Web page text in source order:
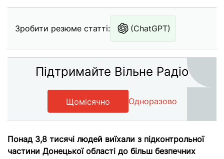
Зробити резюме статті: (ChatGPT)
Підтримайте Вільне Радіо
Щомісячно Одноразово
Понад 3,8 тисячі людей виїхали з підконтрольної
частини Донецької області до більш безпечних